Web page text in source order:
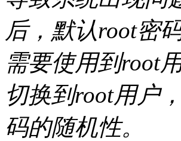
后，默认root密
需要使用到root
切换到root用户
码的随机性。